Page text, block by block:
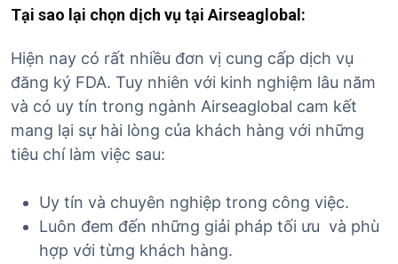
Tại sao lại chọn dịch vụ tại Airseaglobal:
Hiện nay có rất nhiều đơn vị cung cấp dịch vụ
đăng ký FDA. Tuy nhiên với kinh nghiệm lâu năm
và có uy tín trong ngành Airseaglobal cam kết
mang lại sự hài lòng của khách hàng với những
tiêu chí làm việc sau:
Uy tín và chuyên nghiệp trong công việc.
Luôn đem đến những giải pháp tối ưu và phù
hợp với từng khách hàng.